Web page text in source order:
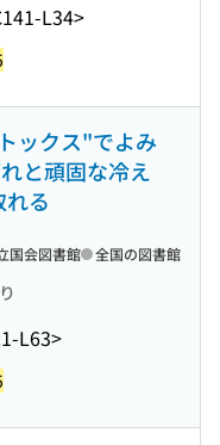
L34>
ックス"でよみ
と頑固な冷え
る
L63>
国会図書館 全国の図書館